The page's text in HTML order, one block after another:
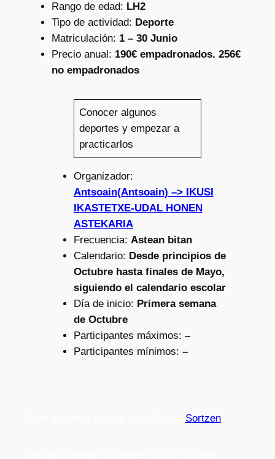
Rango de edad: LH2
Tipo de actividad: Deporte
Matriculación: 1 – 30 Junio
Precio anual: 190€ empadronados. 256€
no empadronados
Conocer algunos
deportes y empezar a
practicarlos
Organizador:
Antsoain(Antsoain) –> IKUSI
IKASTETXE-UDAL HONEN
ASTEKARIA
Frecuencia: Astean bitan
Calendario: Desde principios de
Octubre hasta finales de Mayo,
siguiendo el calendario escolar
Día de inicio: Primera semana
de Octubre
Participantes máximos: –
Participantes mínimos: –
Sortzen